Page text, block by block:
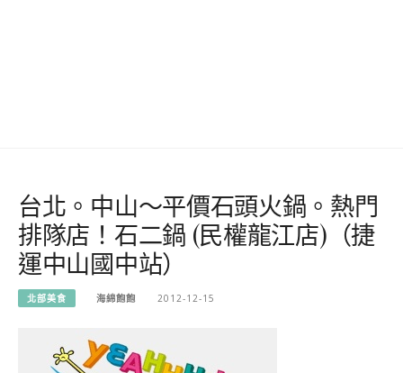
台北。中山～平價石頭火鍋。熱門
排隊店！石二鍋 (民權龍江店)（捷
運中山國中站）
北部美食 海綿飽飽 2012-12-15